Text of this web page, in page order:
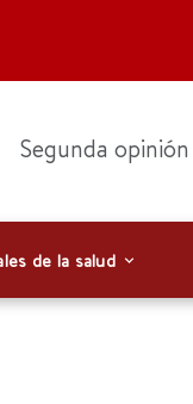
Segunda opinión
de la salud